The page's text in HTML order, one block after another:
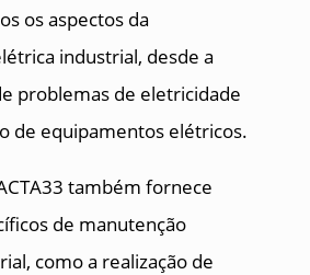
os aspectos da
industrial, desde a
problemas de eletricidade
de equipamentos elétricos.
também fornece
de manutenção
como a realização de